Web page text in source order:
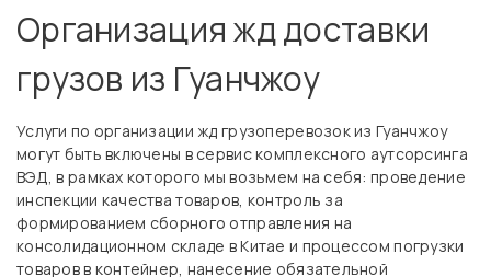
Организация жд доставки
грузов из Гуанчжоу
Услуги по организации жд грузоперевозок из Гуанчжоу
могут быть включены в сервис комплексного аутсорсинга
ВЭД, в рамках которого мы возьмем на себя: проведение
инспекции качества товаров, контроль за
формированием сборного отправления на
консолидационном складе в Китае и процессом погрузки
товаров в контейнер, нанесение обязательной